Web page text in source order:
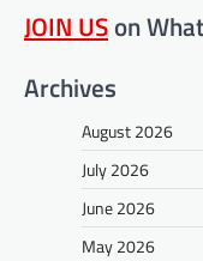
JOIN USon
Archives
August 2026
July 2026
June 2026
May 2026